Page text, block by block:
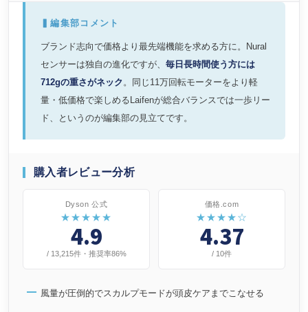
▍編集部コメント
ブランド志向で価格より最先端機能を求める方に。Nural
センサーは独自の進化ですが、 毎日長時間使う方には
712gの重さがネック。同じ11万回転モーターをより軽
量・低価格で楽しめるLaifenが総合バランスでは一歩リー
ド、というのが編集部の見立てです。
購入者レビュー分析
Dyson 公式
★★★★★
4.9
/ 13,215件・推奨率86%
価格.com
★★★★☆
4.37
/ 10件
風量が圧倒的でスカルプモードが頭皮ケアまでこなせる